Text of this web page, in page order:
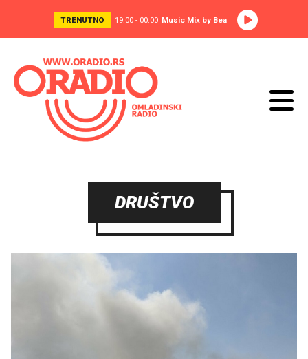
TRENUTNO 19:00 - 00:00 Music Mix by Bea
DRUŠTVO